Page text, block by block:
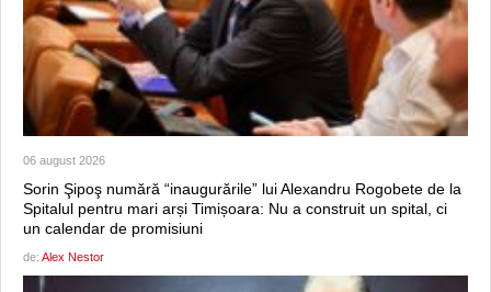
06 august 2026
Sorin Şipoş numără “inaugurările” lui Alexandru Rogobete de la
Spitalul pentru mari arși Timișoara: Nu a construit un spital, ci
un calendar de promisiuni
de: Alex Nestor